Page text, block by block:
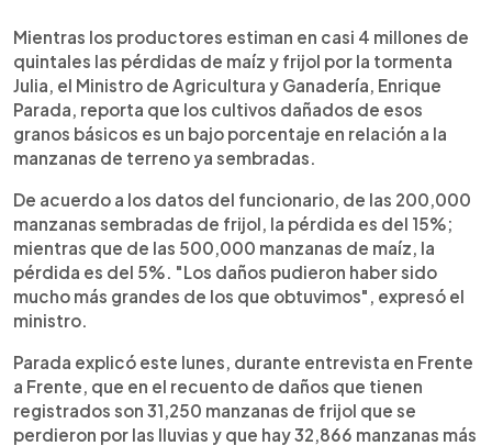
Escuchar artículo
Mientras los productores estiman en casi 4 millones de
quintales las pérdidas de maíz y frijol por la tormenta
Julia, el Ministro de Agricultura y Ganadería, Enrique
Parada, reporta que los cultivos dañados de esos
granos básicos es un bajo porcentaje en relación a la
manzanas de terreno ya sembradas.
De acuerdo a los datos del funcionario, de las 200,000
manzanas sembradas de frijol, la pérdida es del 15%;
mientras que de las 500,000 manzanas de maíz, la
pérdida es del 5%. "Los daños pudieron haber sido
mucho más grandes de los que obtuvimos", expresó el
ministro.
Parada explicó este lunes, durante entrevista en Frente
a Frente, que en el recuento de daños que tienen
registrados son 31,250 manzanas de frijol que se
perdieron por las lluvias y que hay 32,866 manzanas más